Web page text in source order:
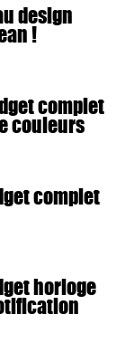
design
!
complet
couleurs
complet
horloge